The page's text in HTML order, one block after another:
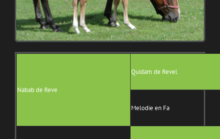
Nabab de Reve
Quidam de Revel
Melodie en Fa